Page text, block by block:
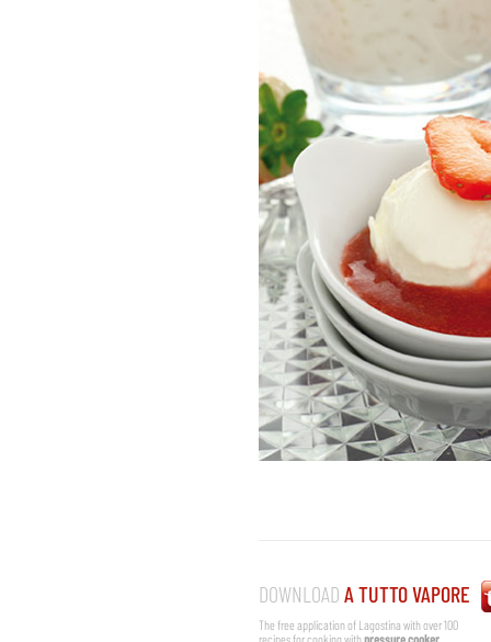
DOWNLOAD A TUTTO VAPORE
The free application of Lagostina with over 100